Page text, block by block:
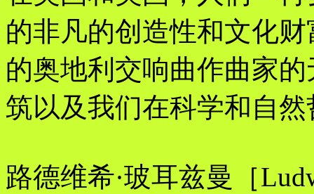
的非凡的创造性和文化
的奥地利交响曲作曲家
筑以及我们在科学和自
路德维希·玻耳兹曼［